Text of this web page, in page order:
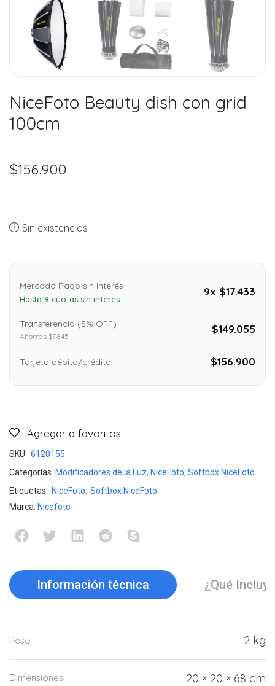
NiceFoto Beauty dish con grid
100cm
$156.900
Sin existencias
Mercado Pago sin interés
Hasta 9 cuotas sin interés
9x $17.433
Transferencia (5% OFF)
Ahorras $7.845
$149.055
Tarjeta débito/crédito $156.900
Agregar a favoritos
SKU: 6120155
Categorías Modificadores de la Luz, NiceFoto, Softbox NiceFoto
Etiquetas: NiceFoto, Softbox NiceFoto
Marca: Nicefoto
Información técnica ¿Qué
Peso 2 kg
Dimensiones 20 × 20 × 68 cm